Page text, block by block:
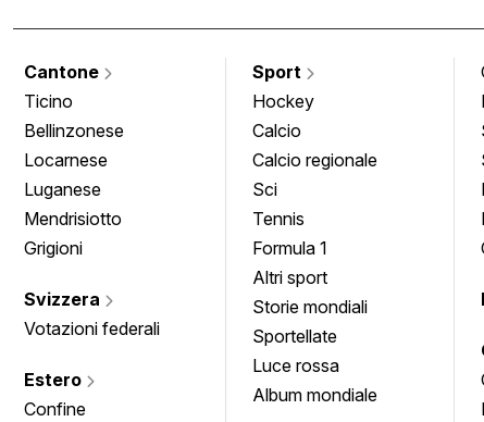
Cantone
Ticino
Bellinzonese
Locarnese
Luganese
Mendrisiotto
Grigioni
Svizzera
Votazioni federali
Estero
Confine
Sport
Hockey
Calcio
Calcio regionale
Sci
Tennis
Formula 1
Altri sport
Storie mondiali
Sportellate
Luce rossa
Album mondiale